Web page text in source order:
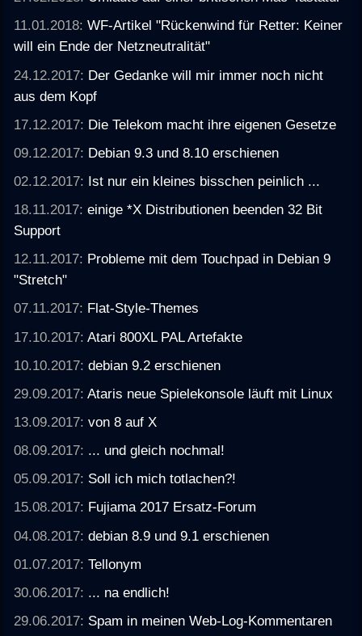
11.01.2018:WF-Artikel "Rückenwind für Retter: Keiner
will ein Ende der Netzneutralität"
24.12.2017: Der Gedanke will mir immer noch nicht
aus dem Kopf
17.12.2017: Die Telekom macht ihre eigenen Gesetze
09.12.2017: Debian 9.3 und 8.10 erschienen
02.12.2017: Ist nur ein kleines bisschen peinlich ...
18.11.2017:einige *X Distributionen beenden 32 Bit
Support
12.11.2017: Probleme mit dem Touchpad in Debian 9
"Stretch"
07.11.2017: Flat-Style-Themes
17.10.2017:Atari 800XL PAL Artefakte
10.10.2017:debian 9.2 erschienen
29.09.2017:Ataris neue Spielekonsole läuft mit Linux
13.09.2017:von 8 auf X
08.09.2017: ... und gleich nochmal!
05.09.2017: Soll ich mich totlachen?!
15.08.2017: Fujiama 2017 Ersatz-Forum
04.08.2017:debian 8.9 und 9.1 erschienen
01.07.2017:Tellonym
30.06.2017: ... na endlich!
29.06.2017: Spam in meinen Web-Log-Kommentaren